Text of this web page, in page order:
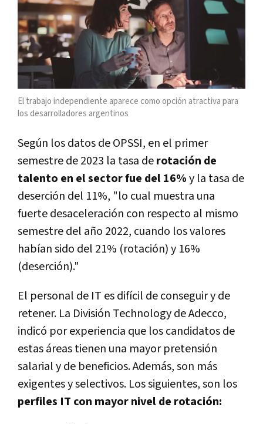
El trabajo independiente aparece como opción atractiva para
los desarrolladores argentinos
Según los datos de OPSSI, en el primer
semestre de 2023 la tasa derotación de
talento en el sector fue del 16%y la tasa de
deserción del 11%, "lo cual muestra una
fuerte desaceleración con respecto al mismo
semestre del año 2022, cuando los valores
habían sido del 21% (rotación) y 16%
(deserción)."
El personal de IT es difícil de conseguir y de
retener. La División Technology de Adecco,
indicó por experiencia que los candidatos de
estas áreas tienen una mayor pretensión
salarial y de beneficios. Además, son más
exigentes y selectivos. Los siguientes, son los
perfiles IT con mayor nivel de rotación: